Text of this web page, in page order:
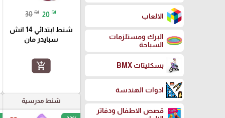
الالعاب
البرك ومستلزمات
السباحة
بسكليتات BMX
ادوات الهندسة
قصص الاطفال ودفاتر
30 ₪ 20 ₪
شنط ابتدائي 14 انش
سبايدر مان
add_shopping_cart
شنط مدرسية